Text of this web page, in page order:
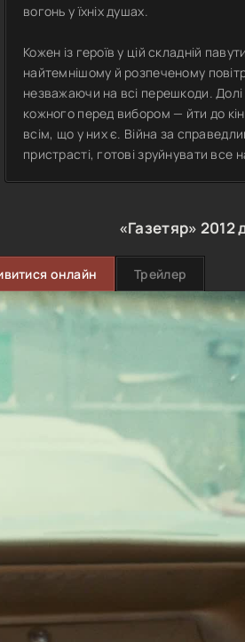
вогонь у їхніх душах.
Кожен із героїв у цій складній
найтемнішому й розпеченому
незважаючи на всі перешкоди.
кожного перед вибором — йти до
всім, що у них є. Війна за
пристрасті, готові зруйнувати все
«Газетяр» 2012
онлайн Трейлер